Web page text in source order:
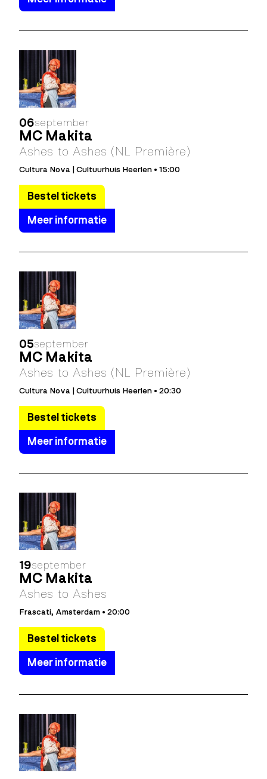
06september
MC Makita
Ashes to Ashes (NL Première)
Cultura Nova | Cultuurhuis Heerlen • 15:00
Bestel tickets
Meer informatie
05september
MC Makita
Ashes to Ashes (NL Première)
Cultura Nova | Cultuurhuis Heerlen • 20:30
Bestel tickets
Meer informatie
19september
MC Makita
Ashes to Ashes
Frascati, Amsterdam • 20:00
Bestel tickets
Meer informatie